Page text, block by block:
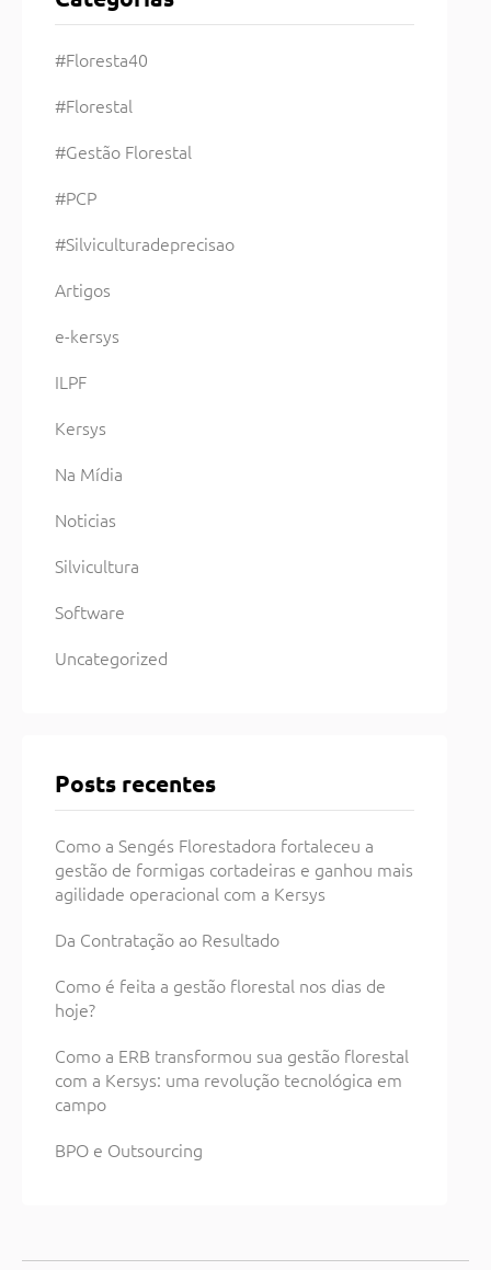
#Floresta40
#Florestal
#Gestão Florestal
#PCP
#Silviculturadeprecisao
Artigos
e-kersys
ILPF
Kersys
Na Mídia
Noticias
Silvicultura
Software
Uncategorized
Posts recentes
Como a Sengés Florestadora fortaleceu a
gestão de formigas cortadeiras e ganhou mais
agilidade operacional com a Kersys
Da Contratação ao Resultado
Como é feita a gestão florestal nos dias de
hoje?
Como a ERB transformou sua gestão florestal
com a Kersys: uma revolução tecnológica em
campo
BPO e Outsourcing